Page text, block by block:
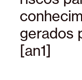
gerados
[an1]